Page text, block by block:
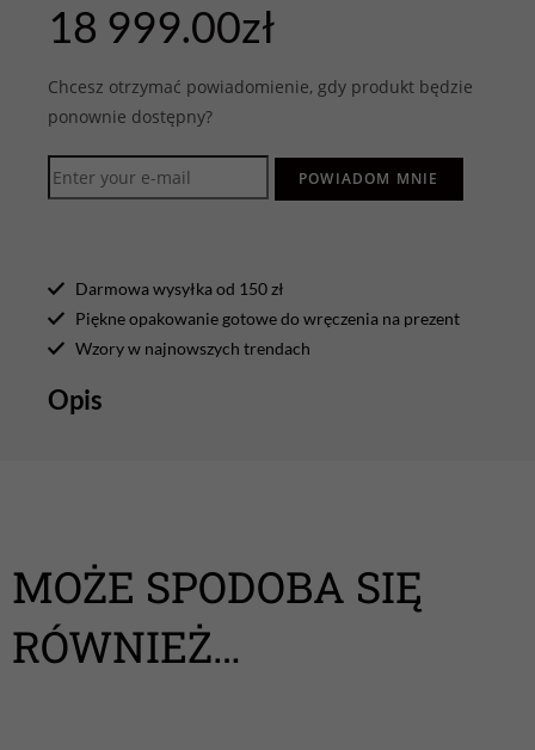
18 999.00zł
Chcesz otrzymać powiadomienie, gdy produkt będzie
ponownie dostępny?
POWIADOM MNIE
Darmowa wysyłka od 150 zł
Piękne opakowanie gotowe do wręczenia na prezent
Wzory w najnowszych trendach
Opis
MOŻE SPODOBA SIĘ
RÓWNIEŻ…